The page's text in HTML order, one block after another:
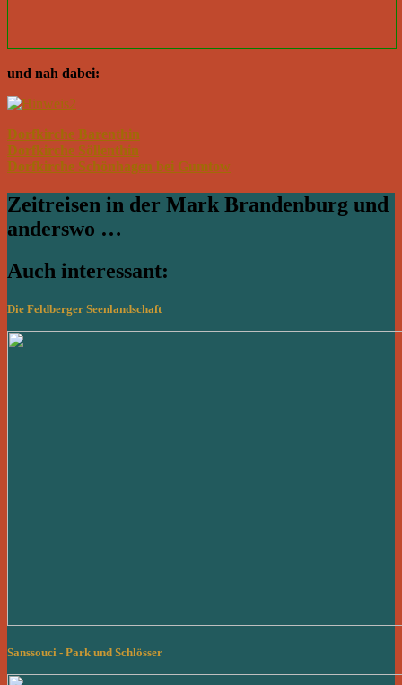
und nah dabei:
Dorfkirche Barenthin
Dorfkirche Söllenthin
Dorfkirche Schönhagen bei Gumtow
Zeitreisen in der Mark Brandenburg und
anderswo …
Auch interessant:
Die Feldberger Seenlandschaft
Sanssouci - Park und Schlösser